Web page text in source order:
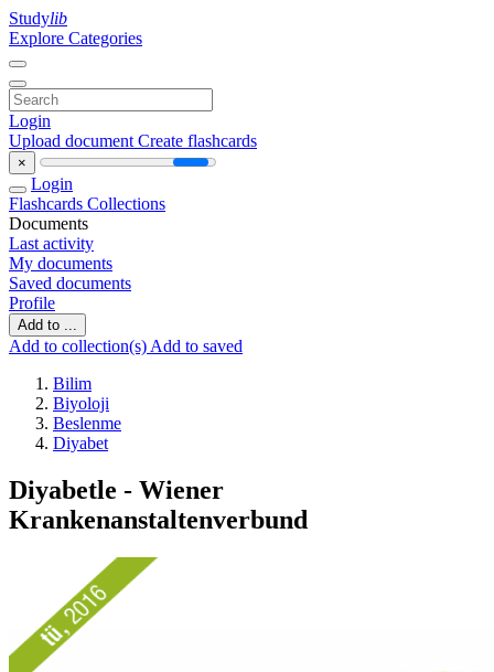
Studylib
Explore Categories
Login
Upload document Create flashcards
×
Login
Flashcards Collections
Documents
Last activity
My documents
Saved documents
Profile
Add to ...
Add to collection(s) Add to saved
Bilim
Biyoloji
Beslenme
Diyabet
Diyabetle - Wiener
Krankenanstaltenverbund